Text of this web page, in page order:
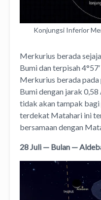
Konjungsi Inferior
Merkurius berada
Bumi dan terpisah
Merkurius berada
Bumi dengan jarak
tidak akan tampak
terdekat Matahari ini
bersamaan dengan
28 Juli — Bulan —